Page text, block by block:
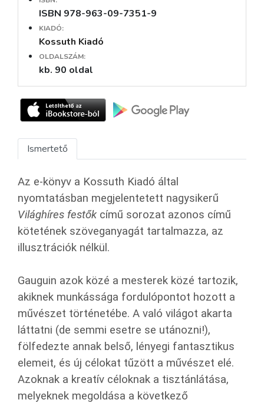
ISBN 978-963-09-7351-9
KIADÓ:
Kossuth Kiadó
OLDALSZÁM:
kb. 90 oldal
Ismertető
Az e-könyv a Kossuth Kiadó által
nyomtatásban megjelentetett nagysikerű
Világhíres festőkcímű sorozat azonos című
kötetének szöveganyagát tartalmazza, az
illusztrációk nélkül.
Gauguin azok közé a mesterek közé tartozik,
akiknek munkássága fordulópontot hozott a
művészet történetébe. A való világot akarta
láttatni (de semmi esetre se utánozni!),
fölfedezte annak belső, lényegi fantasztikus
elemeit, és új célokat tűzött a művészet elé.
Azoknak a kreatív céloknak a tisztánlátása,
melyeknek megoldása a következő